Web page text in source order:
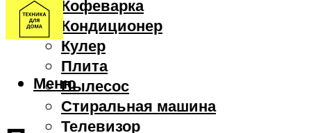
Кофеварка
Кондиционер
Кулер
Плита
Пылесос
Стиральная машина
Телевизор
Меню